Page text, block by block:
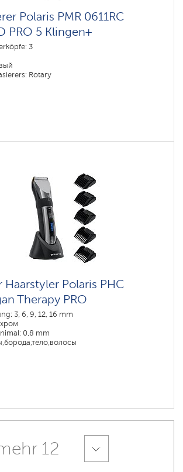
Polaris PMR 0611RC
PRO 5 Klingen+
3
Rotary
Haarstyler Polaris PHC
Therapy PRO
3, 6, 9, 12, 16 mm
0,8 mm
12